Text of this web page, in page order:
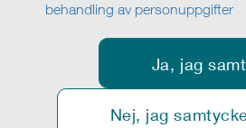
behandling av personuppgifter
Ja, jag
Nej, jag